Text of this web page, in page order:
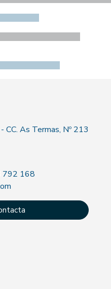
CC. As Termas, Nº 213
792 168